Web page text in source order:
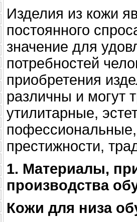
Изделия из кожи
постоянного
значение для
потребностей
приобретения
различны и могут
утилитарные,
престижности,
1. Материалы,
производства
Кожи для низа